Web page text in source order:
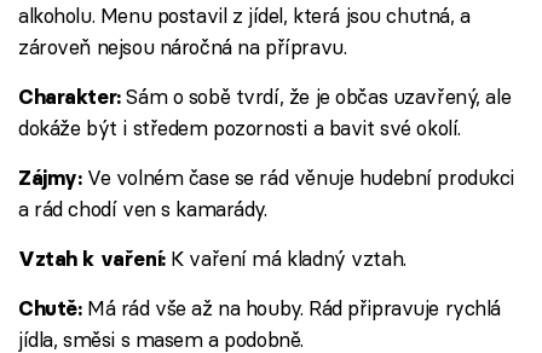
alkoholu. Menu postavil z jídel, která jsou chutná, a
zároveň nejsou náročná na přípravu.
Charakter:Sám o sobě tvrdí, že je občas uzavřený, ale
dokáže být i středem pozornosti a bavit své okolí.
Zájmy:Ve volném čase se rád věnuje hudební produkci
a rád chodí ven s kamarády.
Vztah k vaření:K vaření má kladný vztah.
Chutě:Má rád vše až na houby. Rád připravuje rychlá
jídla, směsi s masem a podobně.